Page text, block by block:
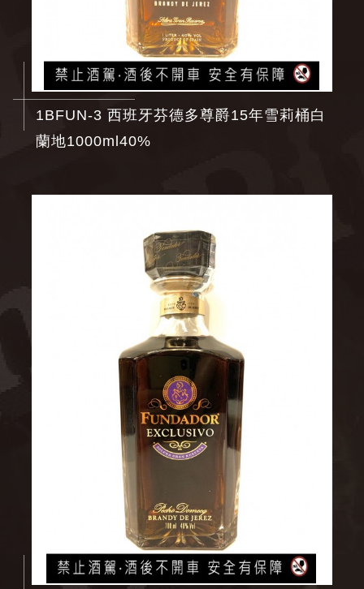
1BFUN-3 西班牙芬德多尊爵15年雪莉桶白
蘭地1000ml40%